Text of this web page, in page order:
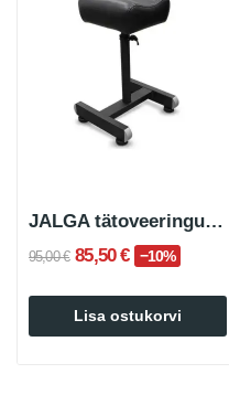
JALGA tätoveeringualus jalale
95,00 € 85,50 € −10%
Lisa ostukorvi